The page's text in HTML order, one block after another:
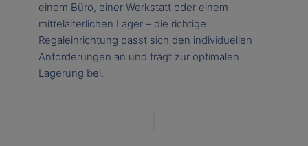
einem Büro, einer Werkstatt oder einem
mittelalterlichen Lager – die richtige
Regaleinrichtung passt sich den individuellen
Anforderungen an und trägt zur optimalen
Lagerung bei.